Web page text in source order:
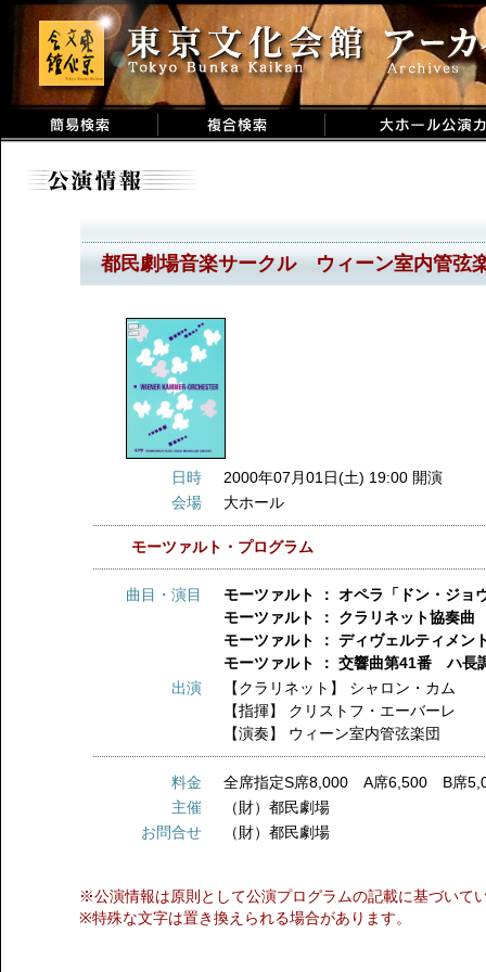
都民劇場音楽サークル ウィーン室内管弦
日時
2000年07月01日(土) 19:00 開演
会場
大ホール
モーツァルト・プログラム
曲目・演目
モーツァルト ： オペラ「ドン・ジ
モーツァルト ： クラリネット協奏
モーツァルト ： ディヴェルティメ
モーツァルト ： 交響曲第41番 ハ
出演
【クラリネット】 シャロン・カム
【指揮】 クリストフ・エーバーレ
【演奏】 ウィーン室内管弦楽団
料金
全席指定S席8,000 A席6,500 B席
主催
（財）都民劇場
お問合せ
（財）都民劇場
※公演情報は原則として公演プログラムの記載に基づいて
※特殊な文字は置き換えられる場合があります。